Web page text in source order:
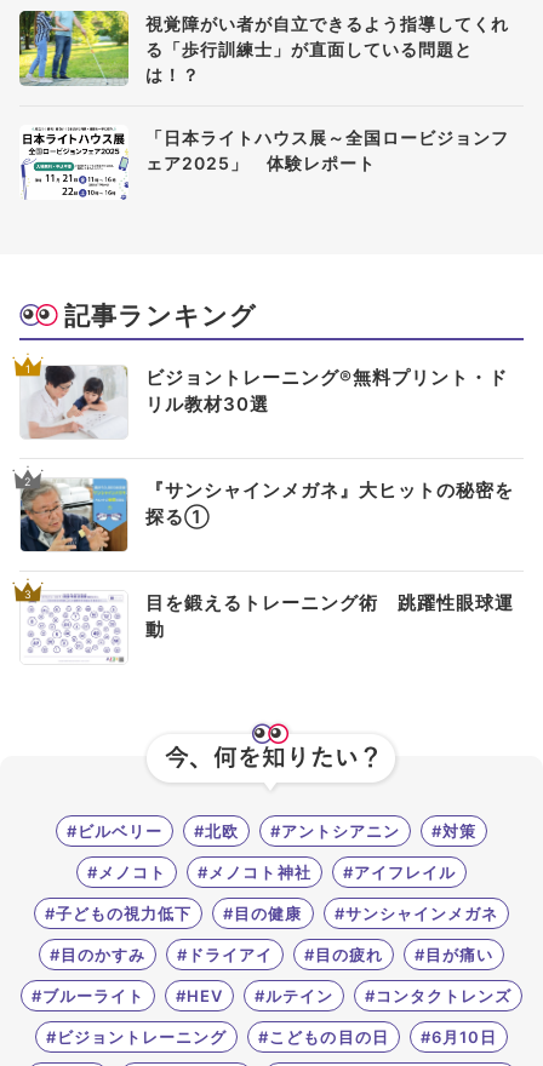
視覚障がい者が自立できるよう指導してくれ
る「歩行訓練士」が直面している問題と
は！？
「日本ライトハウス展～全国ロービジョンフ
ェア2025」 体験レポート
記事ランキング
1
ビジョントレーニング®無料プリント・ド
リル教材30選
2
『サンシャインメガネ』大ヒットの秘密を
探る①
3
目を鍛えるトレーニング術 跳躍性眼球運
動
#ビルベリー #北欧 #アントシアニン #対策
#メノコト #メノコト神社 #アイフレイル
#子どもの視力低下 #目の健康 #サンシャインメガネ
#目のかすみ #ドライアイ #目の疲れ #目が痛い
#ブルーライト #HEV #ルテイン #コンタクトレンズ
#ビジョントレーニング #こどもの目の日 #6月10日